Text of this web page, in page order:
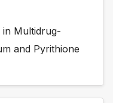
in Multidrug-
and Pyrithione